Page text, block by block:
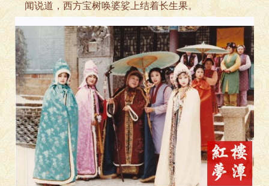
闻说道，西方宝树唤婆娑上结着长生果。